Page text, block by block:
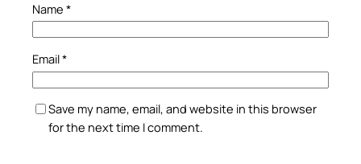
Name *
Email*
Save my name, email, and website in this browser
for the next time I comment.